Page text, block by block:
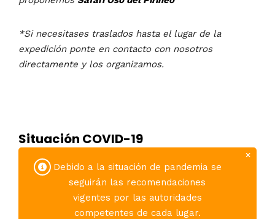
*Si necesitases traslados hasta el lugar de la
expedición ponte en contacto con nosotros
directamente y los organizamos.
Situación COVID-19
Debido a la situación de pandemia se
seguirán las recomendaciones
vigentes por las autoridades
competentes de cada lugar.